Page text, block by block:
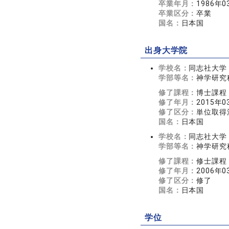
卒業年月： 1986年
卒業区分：卒業
国名： 日本国
出身大学院
学校名： 同志社大学
学部等名：神学研究
修了課程：博士課程
修了年月： 2015年
修了区分：単位取得
国名： 日本国
学校名： 同志社大学
学部等名：神学研究
修了課程：修士課程
修了年月： 2006年
修了区分：修了
国名： 日本国
学位